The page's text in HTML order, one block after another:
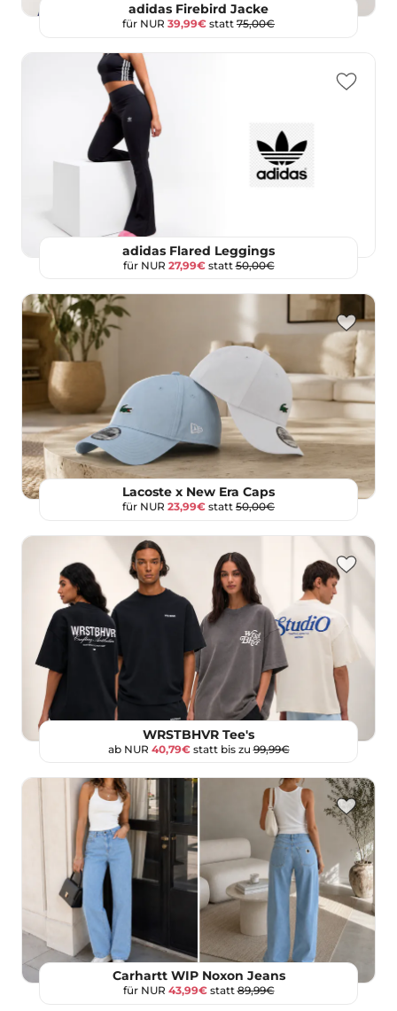
adidas Firebird Jacke
für NUR 39,99€ statt 75,00€
adidas Flared Leggings
für NUR 27,99€statt50,00€
Lacoste x New Era Caps
für NUR 23,99€ statt 50,00€
WRSTBHVR Tee's
ab NUR 40,79€statt bis zu99,99€
Carhartt WIP Noxon Jeans
für NUR 43,99€statt89,99€